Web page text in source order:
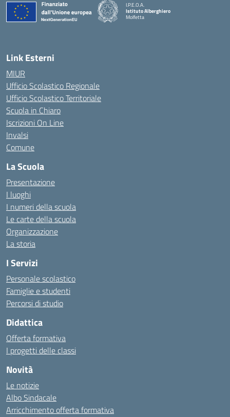
I.P.E.O.A.
Istituto Alberghiero
Molfetta
Link Esterni
MIUR
Ufficio Scolastico Regionale
Ufficio Scolastico Territoriale
Scuola in Chiaro
Iscrizioni On Line
Invalsi
Comune
La Scuola
Presentazione
I luoghi
I numeri della scuola
Le carte della scuola
Organizzazione
La storia
I Servizi
Personale scolastico
Famiglie e studenti
Percorsi di studio
Didattica
Offerta formativa
I progetti delle classi
Novità
Le notizie
Albo Sindacale
Arricchimento offerta formativa